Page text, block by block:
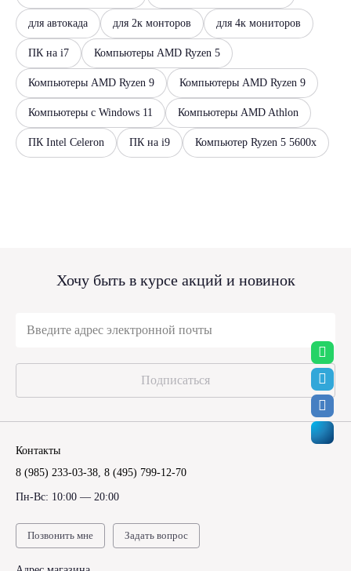
для автокада для 2к монторов для 4к мониторов
ПК на i7 Компьютеры AMD Ryzen 5
Компьютеры AMD Ryzen 9 Компьютеры AMD Ryzen 9
Компьютеры с Windows 11 Компьютеры AMD Athlon
ПК Intel Celeron ПК на i9 Компьютер Ryzen 5 5600x
Хочу быть в курсе акций и новинок
Подписаться
Контакты
8 (985) 233-03-38, 8 (495) 799-12-70
Пн-Вс: 10:00 — 20:00
Позвонить мне Задать вопрос